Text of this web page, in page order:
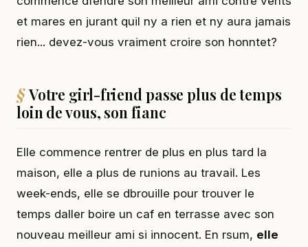
et mares en jurant quil ny a rien et ny aura jamais
rien... devez-vous vraiment croire son honntet?
Votre girl-friend passe plus de temps
loin de vous, son fianc
Elle commence rentrer de plus en plus tard la
maison, elle a plus de runions au travail. Les
week-ends, elle se dbrouille pour trouver le
temps daller boire un caf en terrasse avec son
nouveau meilleur ami si innocent. En rsum, elle